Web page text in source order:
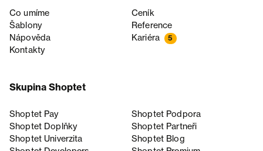
Co umíme
Ceník
Šablony
Reference
Nápověda
Kariéra 5
Kontakty
Skupina Shoptet
Shoptet Pay
Shoptet Podpora
Shoptet Doplňky
Shoptet Partneři
Shoptet Univerzita
Shoptet Blog